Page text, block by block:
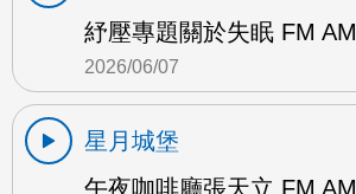
紓壓專題關於失眠 FM AM
2026/06/07
星月城堡
午夜咖啡廳張天立 FM AM